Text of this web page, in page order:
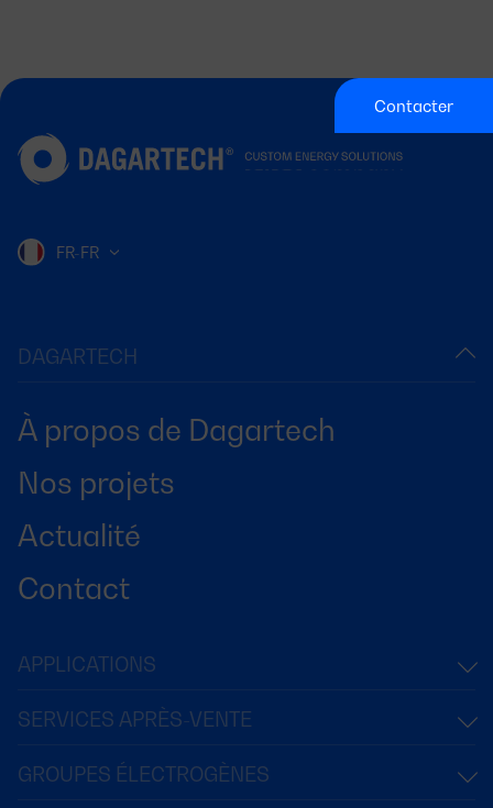
Contacter
DAGARTECH
À propos de Dagartech
Nos projets
Actualité
Contact
FR-FR
APPLICATIONS
SERVICES APRÈS-VENTE
GROUPES ÉLECTROGÈNES